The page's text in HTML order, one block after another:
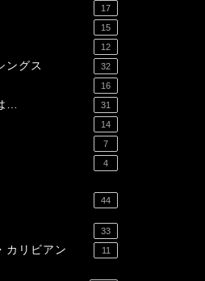
17
15
12
ングス 32
16
… 31
14
7
4
44
33
カリビアン 11